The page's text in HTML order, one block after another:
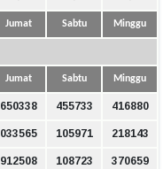
Jumat Sabtu Minggu
Jumat Sabtu Minggu
650338 455733 416880
033565 105971 218143
912508 108723 370659